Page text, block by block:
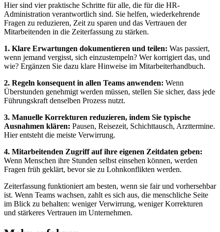
Hier sind vier praktische Schritte für alle, die für die HR-
Administration verantwortlich sind. Sie helfen, wiederkehrende
Fragen zu reduzieren, Zeit zu sparen und das Vertrauen der
Mitarbeitenden in die Zeiterfassung zu stärken.
1. Klare Erwartungen dokumentieren und teilen: Was passiert,
wenn jemand vergisst, sich einzustempeln? Wer korrigiert das, und
wie? Ergänzen Sie dazu klare Hinweise im Mitarbeiterhandbuch.
2. Regeln konsequent in allen Teams anwenden: Wenn
Überstunden genehmigt werden müssen, stellen Sie sicher, dass jede
Führungskraft denselben Prozess nutzt.
3. Manuelle Korrekturen reduzieren, indem Sie typische
Ausnahmen klären: Pausen, Reisezeit, Schichttausch, Arzttermine.
Hier entsteht die meiste Verwirrung.
4. Mitarbeitenden Zugriff auf ihre eigenen Zeitdaten geben:
Wenn Menschen ihre Stunden selbst einsehen können, werden
Fragen früh geklärt, bevor sie zu Lohnkonflikten werden.
Zeiterfassung funktioniert am besten, wenn sie fair und vorhersehbar
ist. Wenn Teams wachsen, zahlt es sich aus, die menschliche Seite
im Blick zu behalten: weniger Verwirrung, weniger Korrekturen
und stärkeres Vertrauen im Unternehmen.